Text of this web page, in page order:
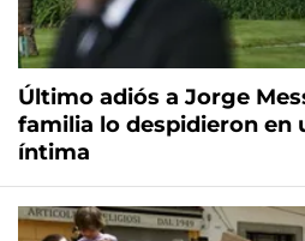
Último adiós a Jorge
familia lo despidieron en
íntima